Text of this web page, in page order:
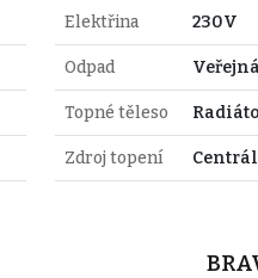
Elektřina 230V
Odpad
Topné těleso
Zdroj topení